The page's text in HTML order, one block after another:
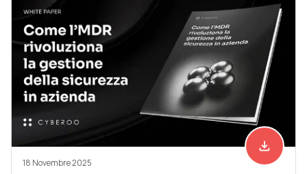
Scarica
file_download
18 Novembre 2025